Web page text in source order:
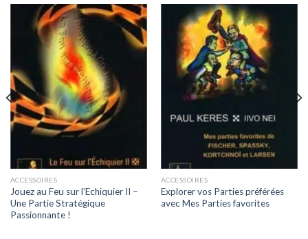
ACCESSOIRES
Jouez au Feu sur l’Echiquier II –
Une Partie Stratégique
Passionnante !
ACCESSOIRES
Explorer vos Parties préférées
avec Mes Parties favorites